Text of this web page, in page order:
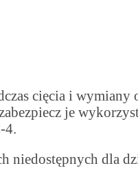
cięcia i
je
4.
niedostępnych dla